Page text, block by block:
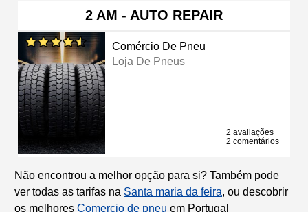
2 AM - AUTO REPAIR
Comércio De Pneu
Loja De Pneus
2 avaliações
2 comentários
Não encontrou a melhor opção para si? Também pode
ver todas as tarifas na Santa maria da feira, ou descobrir
os melhores Comercio de pneu em Portugal